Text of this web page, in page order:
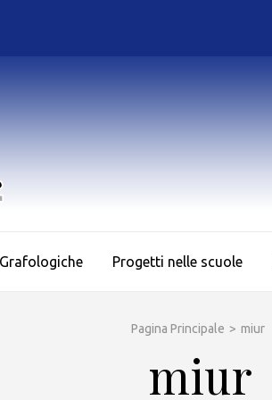
AS.SO.GRAF.
Progetti nelle scuole
Pagina Principale > miur
miur